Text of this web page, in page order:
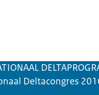
Deltacongres